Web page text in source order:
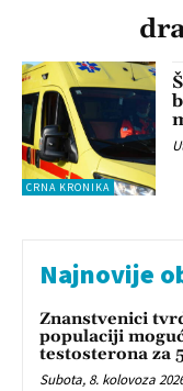
CRNA KRONIKA
Najnovije
Znanstvenici
populaciji
testosterona za
Subota, 8. kolovoza